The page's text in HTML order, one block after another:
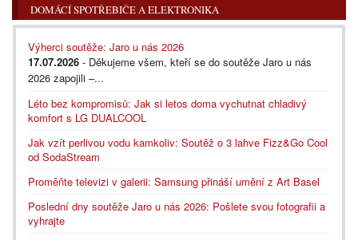
DOMÁCÍ SPOTŘEBIČE A ELEKTRONIKA
Výherci soutěže: Jaro u nás 2026
17.07.2026 - Děkujeme všem, kteří se do soutěže Jaro u nás
2026 zapojili –...
Léto bez kompromisů: Jak si letos doma vychutnat chladivý
komfort s LG DUALCOOL
Jak vzít perlivou vodu kamkoliv: Soutěž o 3 lahve Fizz&Go Cool
od SodaStream
Proměňte televizi v galerii: Samsung přináší umění z Art Basel
Poslední dny soutěže Jaro u nás 2026: Pošlete svou fotografii a
vyhrajte